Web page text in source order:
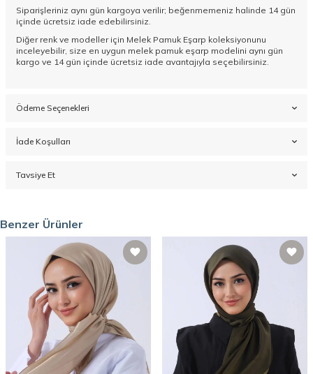
Siparişleriniz aynı gün kargoya verilir; beğenmemeniz halinde 14 gün
içinde ücretsiz iade edebilirsiniz.
Diğer renk ve modeller için Melek Pamuk Eşarp koleksiyonunu
inceleyebilir, size en uygun melek pamuk eşarp modelini aynı gün
kargo ve 14 gün içinde ücretsiz iade avantajıyla seçebilirsiniz.
Ödeme Seçenekleri
İade Koşulları
Tavsiye Et
Benzer Ürünler